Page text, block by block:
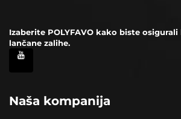
Izaberite POLYFAVO kako biste
lančane zalihe.
Naša kompanija